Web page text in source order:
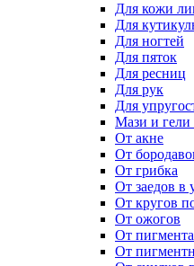
Для кожи
Для
Для ногтей
Для пяток
Для ресниц
Для рук
Для
Мази и гели
От акне
От
От грибка
От заедов в
От кругов
От ожогов
От
От